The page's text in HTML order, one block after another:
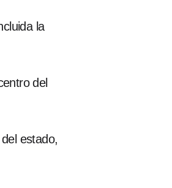
la
del
estado,